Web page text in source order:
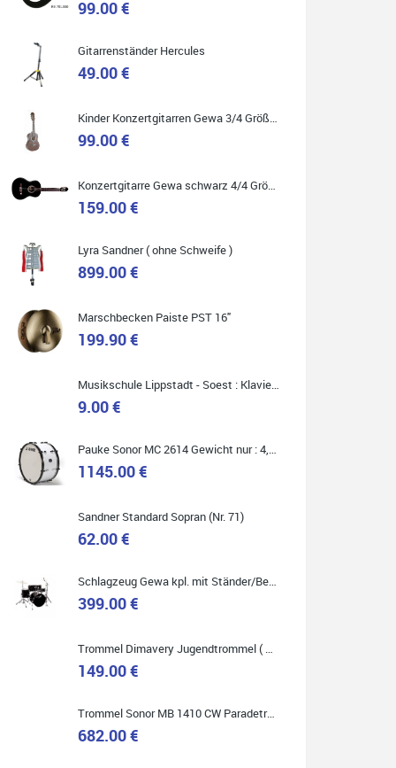
Quelle: Google-Rezension
Ich war auf der Suche nach einem neuen Keyboard
und bin begeistert: ich bin super beraten worden,
aktuell natürlich nur telefonisch. Nachdem die
abholen musste. Top!
Quelle: Google-Rezension
Ich bin super zufrieden mit meiner neuen Ukulele!
Einfach am Freitag vorbeigekommen, eben geklingelt
und top beraten worden. Ich würde den Besuch im
Musikgeschäft Stöppel jedem Onlineshopping
Quelle: Google-Rezension
Toller Service, nette Leute. Immer wieder gerne..
99.00 €
Gitarrenständer Hercules
49.00 €
99.00 €
159.00 €
Lyra Sandner ( ohne Schweife )
899.00 €
Marschbecken Paiste PST 16"
199.90 €
9.00 €
1145.00 €
Sandner Standard Sopran (Nr. 71)
62.00 €
399.00 €
149.00 €
Trommel Sonor MB 1410 CW Paradetrommel ( Service Preis inkl. Werkstatt Service )
682.00 €